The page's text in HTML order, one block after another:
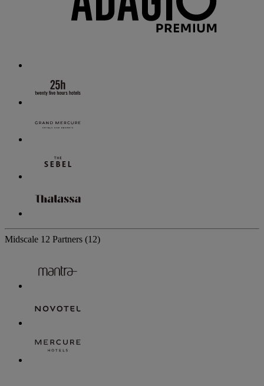
Midscale 12 Partners (12)